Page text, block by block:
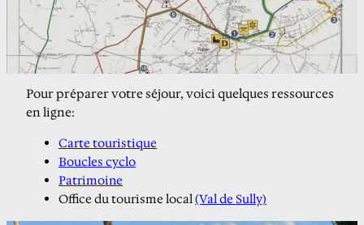
Pour préparer votre séjour, voici quelques ressources
en ligne:
Carte touristique
Boucles cyclo
Patrimoine
Office du tourisme local(Val de Sully)